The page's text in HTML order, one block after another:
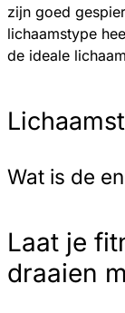
zijn goed
lichaamstype
de ideale
Wat is de
Laat je
draaien